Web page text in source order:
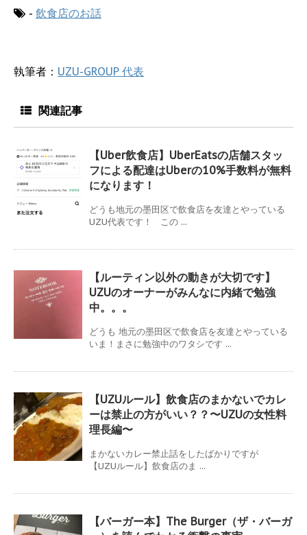
- 飲食店のお話
執筆者： UZU-GROUP 代表
関連記事
【Uber飲食店】UberEatsの店舗スタッ
フによる配達はUberの10%手数料が無料
になります！
どうも地元の墨田区で飲食店を友達とやっている
UZU代表です！ この ...
【ルーティン以外の動きが大切です】
UZUのオーナーがみんなに内緒で勉強
中。。。
どうも 地元の墨田区で飲食店を友達とやっている
いま！まさに勉強中のワタシです ...
【UZUルール】飲食店のまかないでカレ
ーは禁止の方がいい？？〜UZUの女性料
理長編〜
まかないカレー禁止話をしたばかりですが
【UZUルール】飲食店のま ...
【バーガー本】The Burger（ザ・バーガ